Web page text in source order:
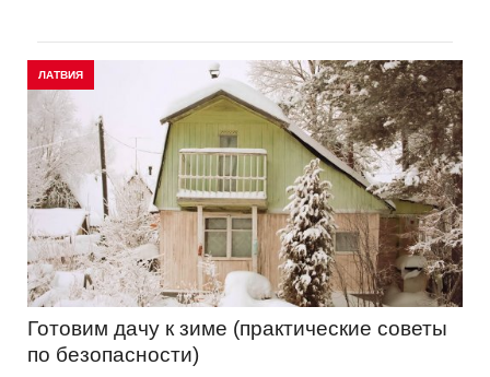
ЛАТВИЯ
Готовим дачу к зиме (практические советы
по безопасности)